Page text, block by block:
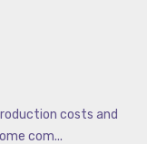
costs and
com...